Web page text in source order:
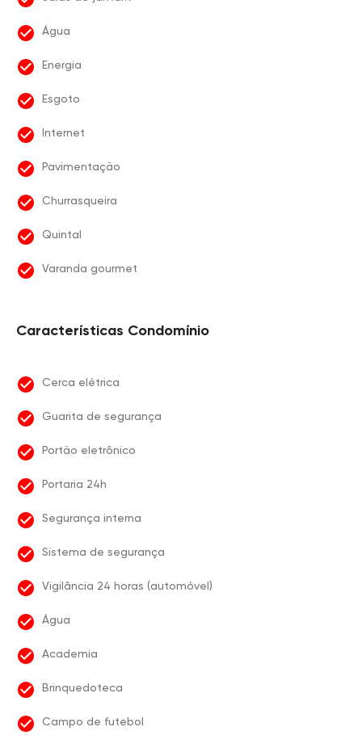
Água
Energia
Esgoto
Internet
Pavimentação
Churrasqueira
Quintal
Varanda gourmet
Características Condomínio
Cerca elétrica
Guarita de segurança
Portão eletrônico
Portaria 24h
Segurança interna
Sistema de segurança
Vigilância 24 horas (automóvel)
Água
Academia
Brinquedoteca
Campo de futebol